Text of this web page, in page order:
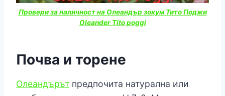
Провери за наличност на Олеандър зокум Тито Поджи
Oleander Tito poggi
Почва и торене
Олеандърът предпочита натурална или